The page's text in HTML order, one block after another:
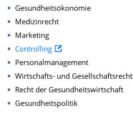
Gesundheitsökonomie
Medizinrecht
Marketing
Controlling
Personalmanagement
Wirtschafts- und Gesellschaftsrecht
Recht der Gesundheitswirtschaft
Gesundheitspolitik